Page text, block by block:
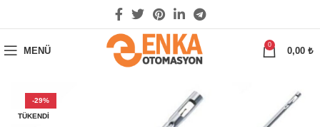
MENÜ
0
0,00 ₺
-29%
TÜKENDI